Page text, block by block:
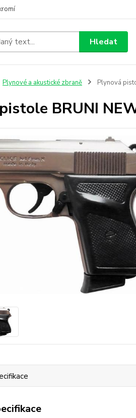
Hledat
Plynové a akustické zbraně Plynová
BRUNI